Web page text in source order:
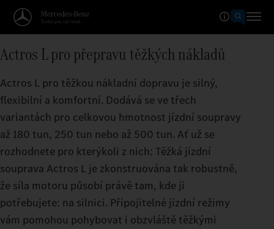
Actros L pro přepravu těžkých nákladů
Actros L pro těžkou nákladní dopravu je silný,
flexibilní a komfortní. Dodává se ve třech
variantách pro celkovou hmotnost jízdní soupravy
až 180 tun, 250 tun nebo až 500 tun. Ať už se
rozhodnete pro kterýkoli z nich: Těžká jízdní
souprava Actros L je zkonstruována tak robustně,
že síla motoru působí právě tam, kde ji
potřebujete: na silnici. Připojitelné jízdní režimy
vám pomohou pohybovat i obzvláště těžkými